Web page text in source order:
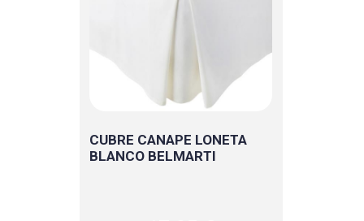
CUBRE CANAPE LONETA
BLANCO BELMARTI